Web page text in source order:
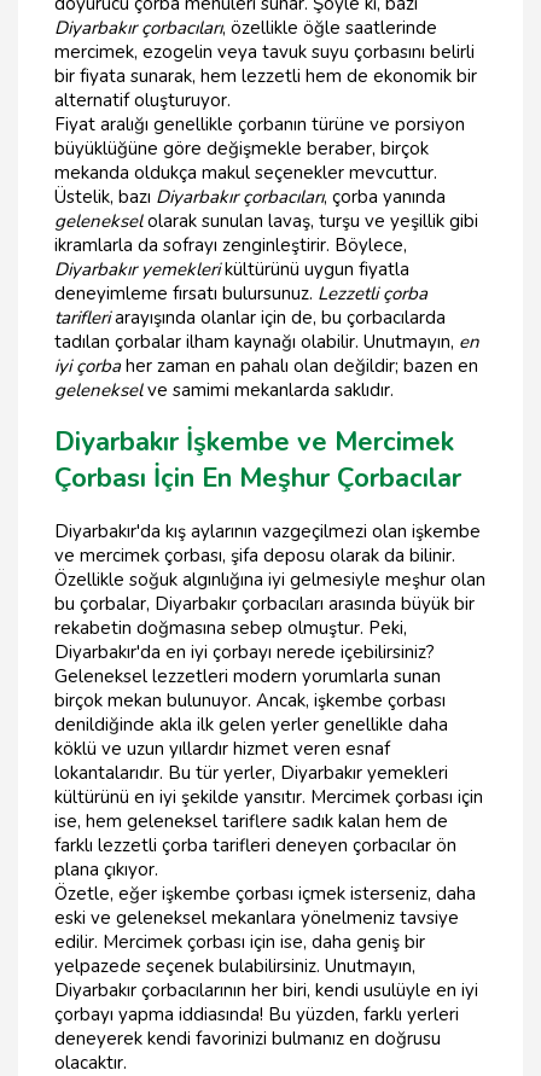
Diyarbakır çorbacıları, özellikle öğle saatlerinde
mercimek, ezogelin veya tavuk suyu çorbasını belirli
bir fiyata sunarak, hem lezzetli hem de ekonomik bir
alternatif oluşturuyor.
Fiyat aralığı genellikle çorbanın türüne ve porsiyon
büyüklüğüne göre değişmekle beraber, birçok
mekanda oldukça makul seçenekler mevcuttur.
Üstelik, bazı Diyarbakır çorbacıları, çorba yanında
gelenekselolarak sunulan lavaş, turşu ve yeşillik gibi
ikramlarla da sofrayı zenginleştirir. Böylece,
Diyarbakır yemeklerikültürünü uygun fiyatla
deneyimleme fırsatı bulursunuz. Lezzetli çorba
tarifleriarayışında olanlar için de, bu çorbacılarda
tadılan çorbalar ilham kaynağı olabilir. Unutmayın, en
iyi çorbaher zaman en pahalı olan değildir; bazen en
gelenekselve samimi mekanlarda saklıdır.
Diyarbakır İşkembe ve Mercimek
Çorbası İçin En Meşhur Çorbacılar
Diyarbakır'da kış aylarının vazgeçilmezi olan işkembe
ve mercimek çorbası, şifa deposu olarak da bilinir.
Özellikle soğuk algınlığına iyi gelmesiyle meşhur olan
bu çorbalar, Diyarbakır çorbacıları arasında büyük bir
rekabetin doğmasına sebep olmuştur. Peki,
Diyarbakır'da en iyi çorbayı nerede içebilirsiniz?
Geleneksel lezzetleri modern yorumlarla sunan
birçok mekan bulunuyor. Ancak, işkembe çorbası
denildiğinde akla ilk gelen yerler genellikle daha
köklü ve uzun yıllardır hizmet veren esnaf
lokantalarıdır. Bu tür yerler, Diyarbakır yemekleri
kültürünü en iyi şekilde yansıtır. Mercimek çorbası için
ise, hem geleneksel tariflere sadık kalan hem de
farklı lezzetli çorba tarifleri deneyen çorbacılar ön
plana çıkıyor.
Özetle, eğer işkembe çorbası içmek isterseniz, daha
eski ve geleneksel mekanlara yönelmeniz tavsiye
edilir. Mercimek çorbası için ise, daha geniş bir
yelpazede seçenek bulabilirsiniz. Unutmayın,
Diyarbakır çorbacılarının her biri, kendi usulüyle en iyi
çorbayı yapma iddiasında! Bu yüzden, farklı yerleri
deneyerek kendi favorinizi bulmanız en doğrusu
olacaktır.